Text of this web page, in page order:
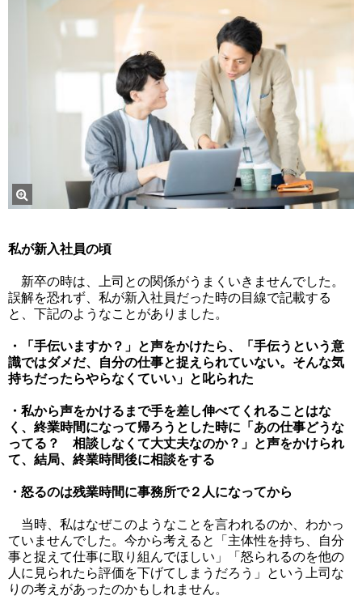
私が新入社員の頃
新卒の時は、上司との関係がうまくいきませんでした。
誤解を恐れず、私が新入社員だった時の目線で記載する
と、下記のようなことがありました。
・「手伝いますか？」と声をかけたら、「手伝うという意
識ではダメだ、自分の仕事と捉えられていない。そんな気
持ちだったらやらなくていい」と叱られた
・私から声をかけるまで手を差し伸べてくれることはな
く、終業時間になって帰ろうとした時に「あの仕事どうな
ってる？ 相談しなくて大丈夫なのか？」と声をかけられ
て、結局、終業時間後に相談をする
・怒るのは残業時間に事務所で２人になってから
当時、私はなぜこのようなことを言われるのか、わかっ
ていませんでした。今から考えると「主体性を持ち、自分
事と捉えて仕事に取り組んでほしい」「怒られるのを他の
人に見られたら評価を下げてしまうだろう」という上司な
りの考えがあったのかもしれません。